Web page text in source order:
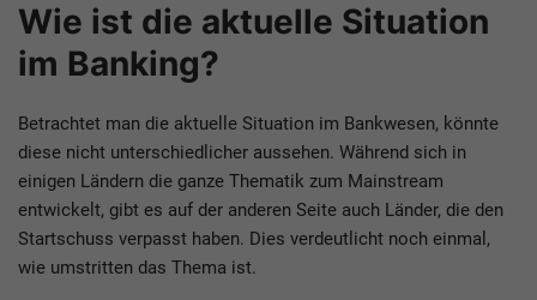
Wie ist die aktuelle Situation
im Banking?
Betrachtet man die aktuelle Situation im Bankwesen, könnte
diese nicht unterschiedlicher aussehen. Während sich in
einigen Ländern die ganze Thematik zum Mainstream
entwickelt, gibt es auf der anderen Seite auch Länder, die den
Startschuss verpasst haben. Dies verdeutlicht noch einmal,
wie umstritten das Thema ist.